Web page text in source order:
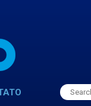
Search
for: